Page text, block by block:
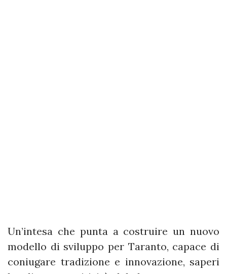
Un’intesa che punta a costruire un nuovo
modello di sviluppo per Taranto, capace di
coniugare tradizione e innovazione, saperi